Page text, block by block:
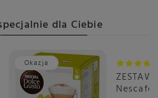
dla Ciebie
Okazja Okazja
Nescafé